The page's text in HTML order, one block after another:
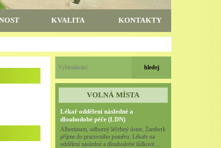
KVALITA KONTAKTY
VOLNÁ MÍSTA
Lékař oddělení následné a
dlouhodobé péče (LDN)
Albertinum, odborný léčebný ústav, Žamberk
přijme do pracovního poměru: Lékaře na
oddělení následné a dlouhodobé lůžkové...